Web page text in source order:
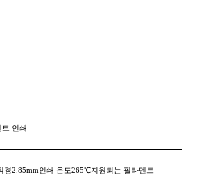
트 인쇄
경2.85mm인쇄 온도265℃지원되는 필라멘트